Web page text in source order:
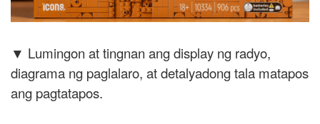
▼ Lumingon at tingnan ang display ng radyo,
diagrama ng paglalaro, at detalyadong tala matapos
ang pagtatapos.